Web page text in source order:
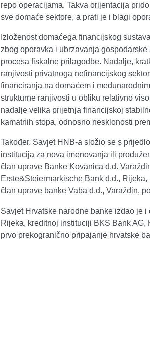
repo operacijama. Takva orijentacija
sve domaće sektore, a prati je i blagi
Izloženost domaćega financijskog
zbog oporavka i ubrzavanja
procesa fiskalne prilagodbe. Nadalje,
ranjivosti privatnoga nefinancijskog
financiranja na domaćem i
strukturne ranjivosti u obliku relativno
nadalje velika prijetnja financijskoj
kamatnih stopa, odnosno nesklonosti
Također, Savjet HNB-a složio se s
institucija za nova imenovanja ili
član uprave Banke Kovanica d.d.
Erste&Steiermarkische Bank d.d.,
član uprave banke Vaba d.d., Varaždin,
Savjet Hrvatske narodne banke izdao je
Rijeka, kreditnoj instituciji BKS Bank
prvo prekogranično pripajanje hrvatske